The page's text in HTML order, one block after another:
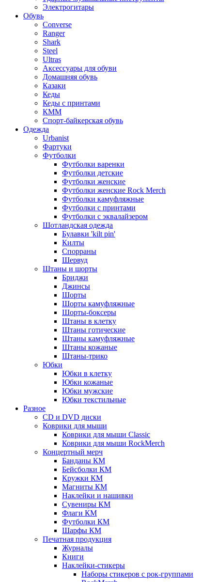
Электрогитары
Обувь
Converse
Ranger
Shark
Steel
Ultras
Аксессуары для обуви
Домашняя обувь
Казаки
Кеды
Кеды с принтами
КММ
Спорт-байкерская обувь
Одежда
Urbanist
Фартуки
Футболки
Футболки варенки
Футболки детские
Футболки женские
Футболки женские Rock Merch
Футболки камуфляжные
Футболки с принтами
Футболки с эквалайзером
Шотландская одежда
Булавки 'kilt pin'
Килты
Спорраны
Шервуд
Штаны и шорты
Бриджи
Джинсы
Шорты
Шорты камуфляжные
Шорты-боксеры
Штаны в клетку
Штаны готические
Штаны камуфляжные
Штаны кожаные
Штаны-трико
Юбки
Юбки в клетку
Юбки кожаные
Юбки мужские
Юбки текстильные
Разное
CD и DVD диски
Коврики для мыши
Коврики для мыши Classic
Коврики для мыши RockMerch
Концертный мерч
Банданы КМ
Бейсболки КМ
Кружки КМ
Магниты КМ
Наклейки и нашивки
Сувениры КМ
Флаги КМ
Футболки КМ
Шарфы КМ
Печатная продукция
Журналы
Книги
Наклейки-стикеры
Наборы стикеров с рок-группами